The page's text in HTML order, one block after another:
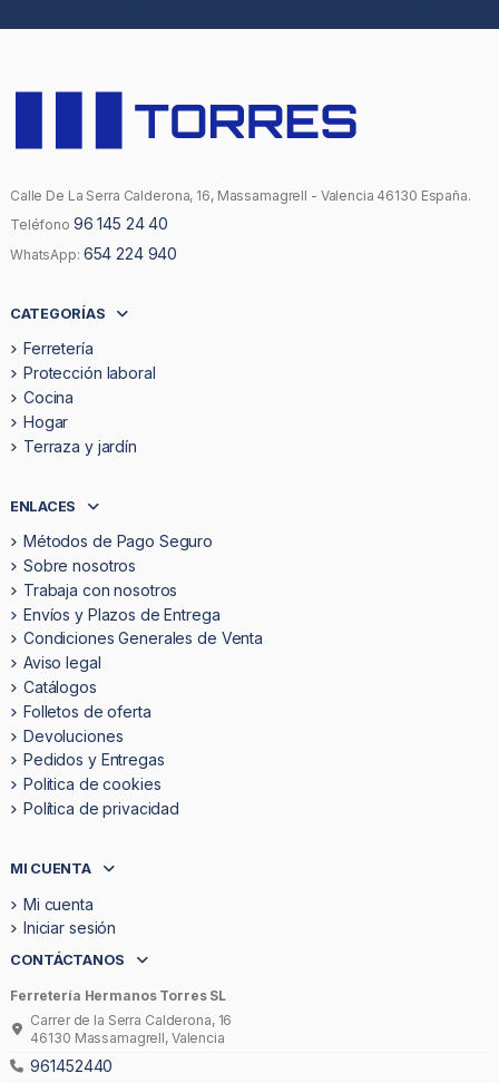
Calle De La Serra Calderona, 16, Massamagrell - Valencia 46130 España.
Teléfono 96 145 24 40
WhatsApp: 654 224 940
CATEGORÍAS
Ferretería
Protección laboral
Cocina
Hogar
Terraza y jardín
ENLACES
Métodos de Pago Seguro
Sobre nosotros
Trabaja con nosotros
Envíos y Plazos de Entrega
Condiciones Generales de Venta
Aviso legal
Catálogos
Folletos de oferta
Devoluciones
Pedidos y Entregas
Politica de cookies
Política de privacidad
MI CUENTA
Mi cuenta
Iniciar sesión
CONTÁCTANOS
Ferretería Hermanos Torres SL
Carrer de la Serra Calderona, 16
46130 Massamagrell, Valencia
961452440